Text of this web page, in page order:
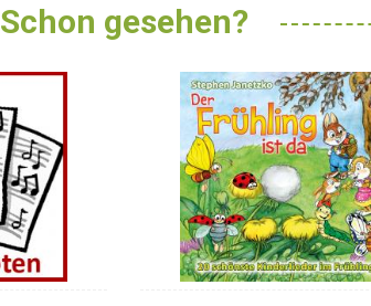
Schon gesehen?